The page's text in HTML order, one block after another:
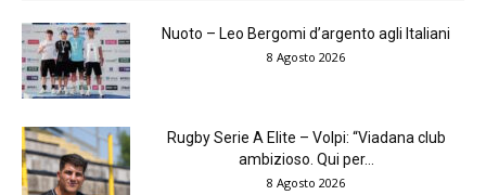
Nuoto – Leo Bergomi d’argento agli Italiani
8 Agosto 2026
Rugby Serie A Elite – Volpi: “Viadana club
ambizioso. Qui per...
8 Agosto 2026